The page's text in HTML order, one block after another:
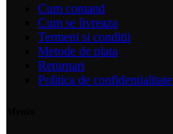
Cum comand
Cum se livreaza
Termeni si conditii
Metode de plata
Returnari
Politica de confidentialitate